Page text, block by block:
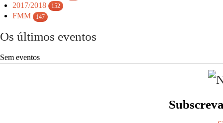
2017/2018 152
FMM 147
Os últimos eventos
Sem eventos